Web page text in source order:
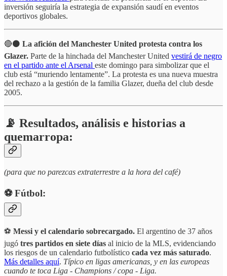
inversión seguiría la estrategia de expansión saudí en eventos
deportivos globales.
🔴⚫ La afición del Manchester United protesta contra los
Glazer. Parte de la hinchada del Manchester United vestirá de negro
en el partido ante el Arsenal este domingo para simbolizar que el
club está “muriendo lentamente”. La protesta es una nueva muestra
del rechazo a la gestión de la familia Glazer, dueña del club desde
2005.
📡 Resultados, análisis e historias a
quemarropa:
(para que no parezcas extraterrestre a la hora del café)
⚽️ Fútbol:
⚽ Messi y el calendario sobrecargado. El argentino de 37 años
jugó tres partidos en siete días al inicio de la MLS, evidenciando
los riesgos de un calendario futbolístico cada vez más saturado.
Más detalles aquí. Típico en ligas americanas, y en las europeas
cuando te toca Liga - Champions / copa - Liga.